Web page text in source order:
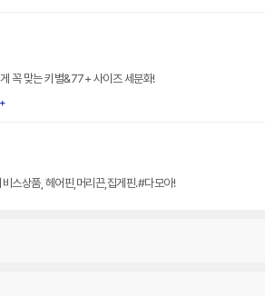
꼭 맞는 키별&77+ 사이즈 세분화!
스상품, 헤어핀,머리끈,집게핀.#다모아!